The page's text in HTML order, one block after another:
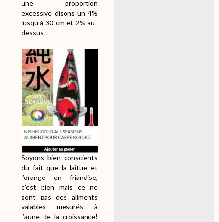
une proportion
excessive disons un 4%
jusqu’à 30 cm et 2% au-
dessus. .
Soyons bien conscients
du fait que la laitue et
l’orange en friandise,
c’est bien mais ce ne
sont pas des aliments
valables mesurés à
l’aune de la croissance!